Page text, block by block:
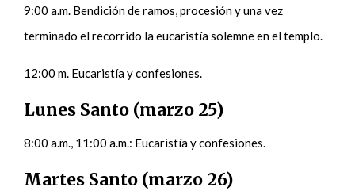
9:00 a.m. Bendición de ramos, procesión y una vez
terminado el recorrido la eucaristía solemne en el templo.
12:00 m. Eucaristía y confesiones.
Lunes Santo (marzo 25)
8:00 a.m., 11:00 a.m.: Eucaristía y confesiones.
Martes Santo (marzo 26)